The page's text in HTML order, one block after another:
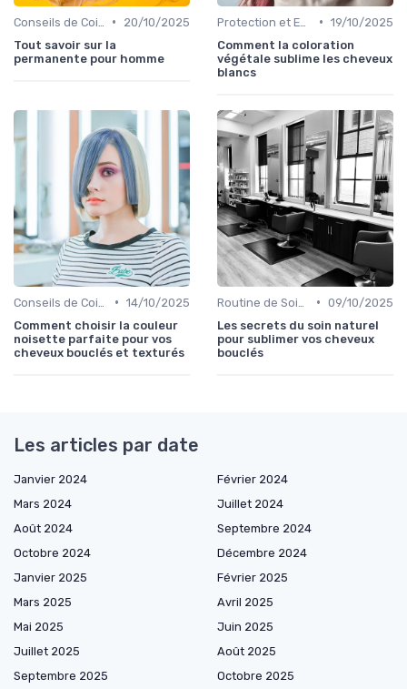
•
20/10/2025
Tout savoir sur la
permanente pour homme
• 19/10/2025
Comment la coloration
végétale sublime les cheveux
blancs
• 14/10/2025
Comment choisir la couleur
noisette parfaite pour vos
cheveux bouclés et texturés
• 09/10/2025
Les secrets du soin naturel
pour sublimer vos cheveux
bouclés
Les articles par date
Janvier 2024
Février 2024
Mars 2024
Juillet 2024
Août 2024
Septembre 2024
Octobre 2024
Décembre 2024
Janvier 2025
Février 2025
Mars 2025
Avril 2025
Mai 2025
Juin 2025
Juillet 2025
Août 2025
Septembre 2025
Octobre 2025